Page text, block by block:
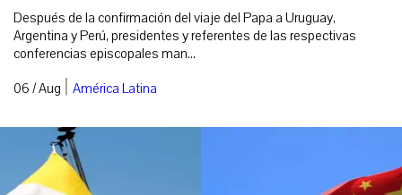
Después de la confirmación del viaje del Papa a Uruguay,
Argentina y Perú, presidentes y referentes de las respectivas
conferencias episcopales man...
06 / Aug | América Latina